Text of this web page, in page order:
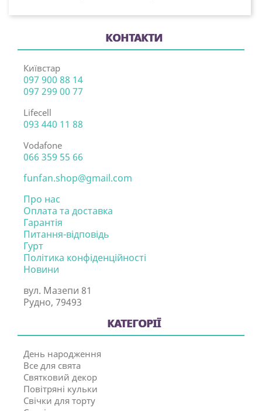
КОНТАКТИ
Київстар
097 900 88 14
097 299 00 77
Lifecell
093 440 11 88
Vodafone
066 359 55 66
funfan.shop@gmail.com
Про нас
Оплата та доставка
Гарантія
Питання-відповідь
Гурт
Політика конфіденційності
Новини
вул. Мазепи 81
Рудно, 79493
КАТЕГОРІЇ
День народження
Все для свята
Святковий декор
Повітряні кульки
Свічки для торту